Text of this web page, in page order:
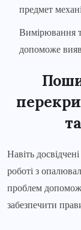
предмет
Вимірювання
допоможе
Навіть
роботі з
проблем
забезпечити